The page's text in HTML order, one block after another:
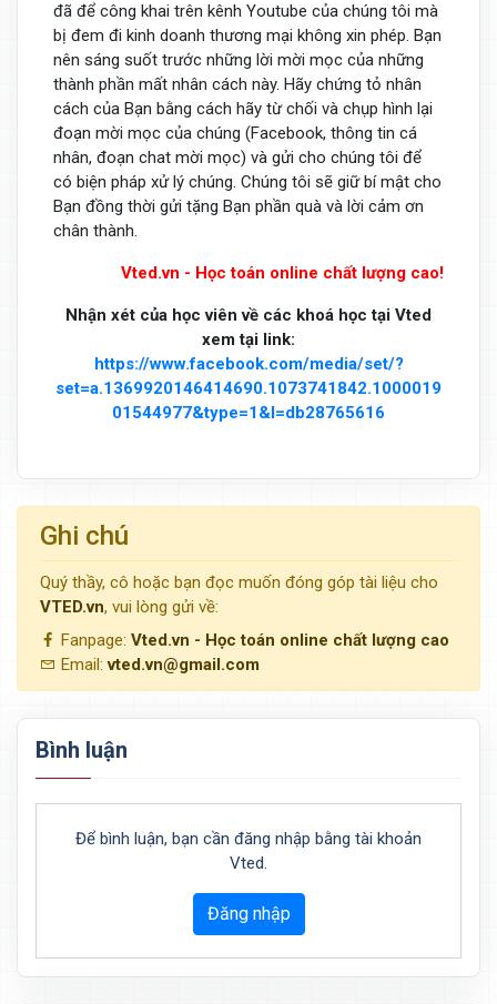
đã để công khai trên kênh Youtube của chúng tôi mà
bị đem đi kinh doanh thương mại không xin phép. Bạn
nên sáng suốt trước những lời mời mọc của những
thành phần mất nhân cách này. Hãy chứng tỏ nhân
cách của Bạn bằng cách hãy từ chối và chụp hình lại
đoạn mời mọc của chúng (Facebook, thông tin cá
nhân, đoạn chat mời mọc) và gửi cho chúng tôi để
có biện pháp xử lý chúng. Chúng tôi sẽ giữ bí mật cho
Bạn đồng thời gửi tặng Bạn phần quà và lời cảm ơn
chân thành.
Vted.vn - Học toán online chất lượng cao!
Nhận xét của học viên về các khoá học tại Vted
xem tại link:
https://www.facebook.com/media/set/?
set=a.1369920146414690.1073741842.1000019
01544977&type=1&l=db28765616
Ghi chú
Quý thầy, cô hoặc bạn đọc muốn đóng góp tài liệu cho
VTED.vn, vui lòng gửi về:
Fanpage: Vted.vn - Học toán online chất lượng cao
Email:vted.vn@gmail.com
Bình luận
Để bình luận, bạn cần đăng nhập bằng tài khoản
Vted.
Đăng nhập